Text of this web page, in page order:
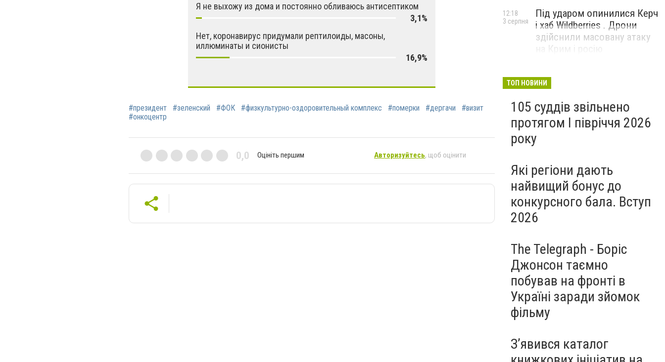
Я не выхожу из дома и постоянно обливаюсь антисептиком
3,1%
Нет, коронавирус придумали рептилоиды, масоны,
иллюминаты и сионисты
16,9%
#президент #зеленский #ФОК #физкультурно-оздоровительный комплекс #померки #дергачи
#визит
#онкоцентр
0,0 Оцініть першим Авторизуйтесь, щоб оцінити
Під ударом опинилися Керч
і хаб Wildberries . Дрони
здійснили масовану атаку
на Крим і росію
12:18
3 серпня
ТОП НОВИНИ
105 суддів звільнено
протягом I півріччя 2026
року
Які регіони дають
найвищий бонус до
конкурсного бала. Вступ
2026
The Telegraph - Боріс
Джонсон таємно
побував на фронті в
Україні заради зйомок
фільму
З’явився каталог